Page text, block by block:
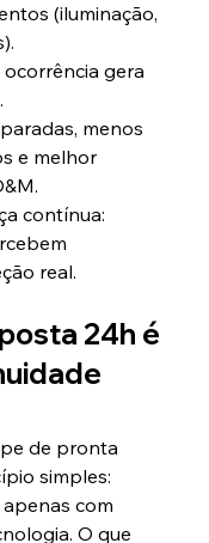
(iluminação,
ocorrência gera
menos
e melhor
contínua:
real.
24h é
de pronta
simples:
com
O que